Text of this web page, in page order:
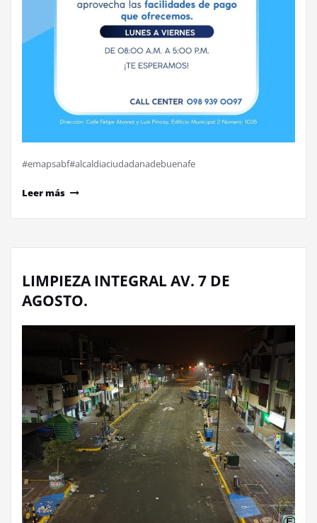
#emapsabf#alcaldiaciudadanadebuenafe
Leer más
LIMPIEZA INTEGRAL AV. 7 DE
AGOSTO.